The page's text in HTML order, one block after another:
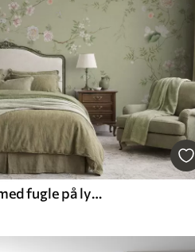
Blomstrende grene med fugle på lysegrøn baggrund